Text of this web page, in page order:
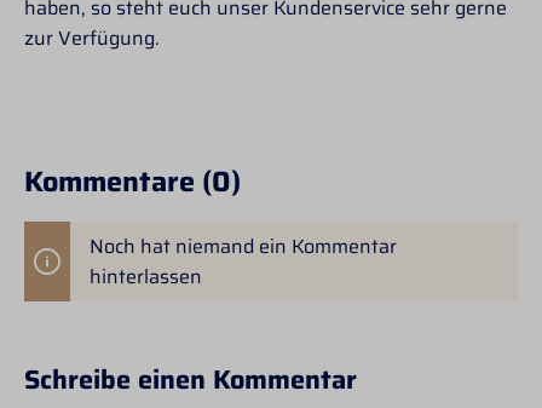
haben, so steht euch unser Kundenservice sehr gerne
zur Verfügung.
Kommentare (0)
Noch hat niemand ein Kommentar
hinterlassen
Schreibe einen Kommentar